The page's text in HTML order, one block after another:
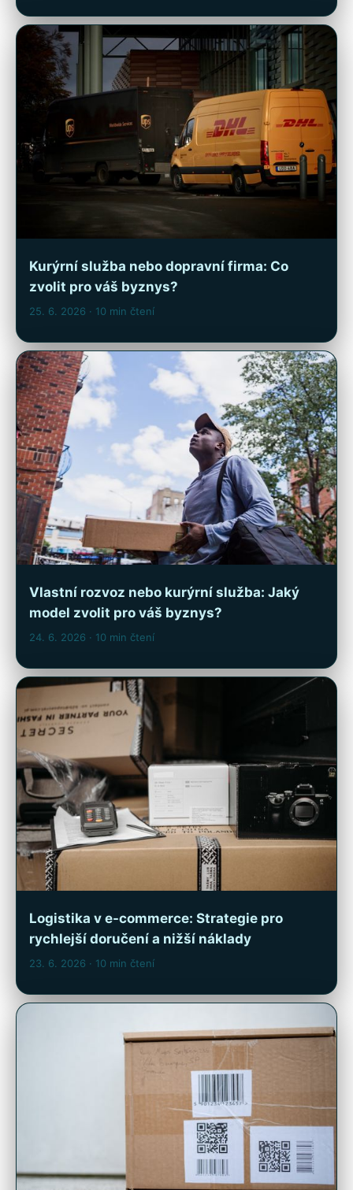
Kurýrní služba nebo dopravní firma: Co
zvolit pro váš byznys?
25. 6. 2026 · 10 min čtení
Vlastní rozvoz nebo kurýrní služba: Jaký
model zvolit pro váš byznys?
24. 6. 2026 · 10 min čtení
Logistika v e-commerce: Strategie pro
rychlejší doručení a nižší náklady
23. 6. 2026 · 10 min čtení